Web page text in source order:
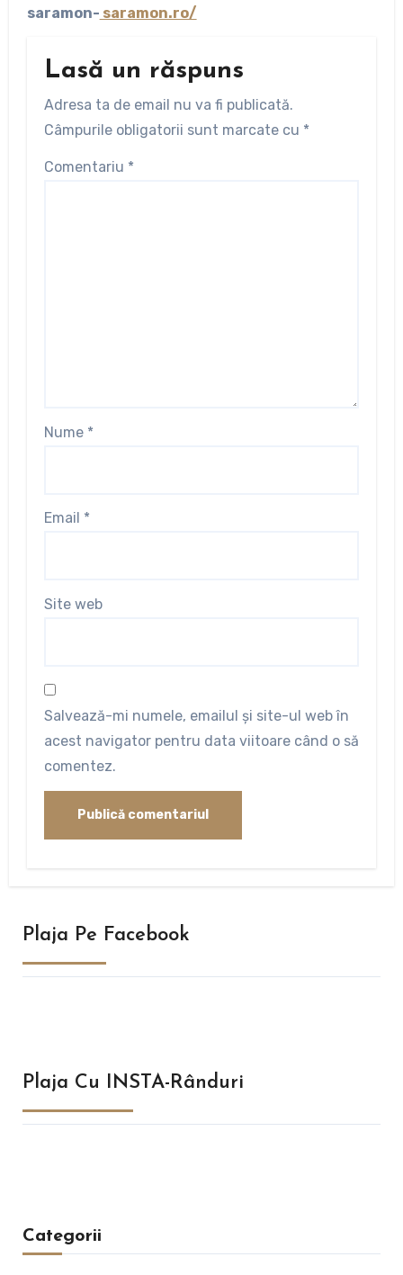
saramon- saramon.ro/
Lasă un răspuns
Adresa ta de email nu va fi publicată.
Câmpurile obligatorii sunt marcate cu *
Comentariu *
Nume *
Email *
Site web
Salvează-mi numele, emailul și site-ul web în
acest navigator pentru data viitoare când o să
comentez.
Plaja Pe Facebook
Plaja Cu INSTA-Rânduri
Categorii